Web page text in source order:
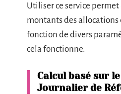
Utiliser ce service permet
montants des allocations
fonction de divers
cela fonctionne.
Calcul basé sur
Journalier de